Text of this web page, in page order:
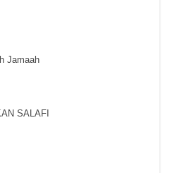
Jamaah
SALAFI